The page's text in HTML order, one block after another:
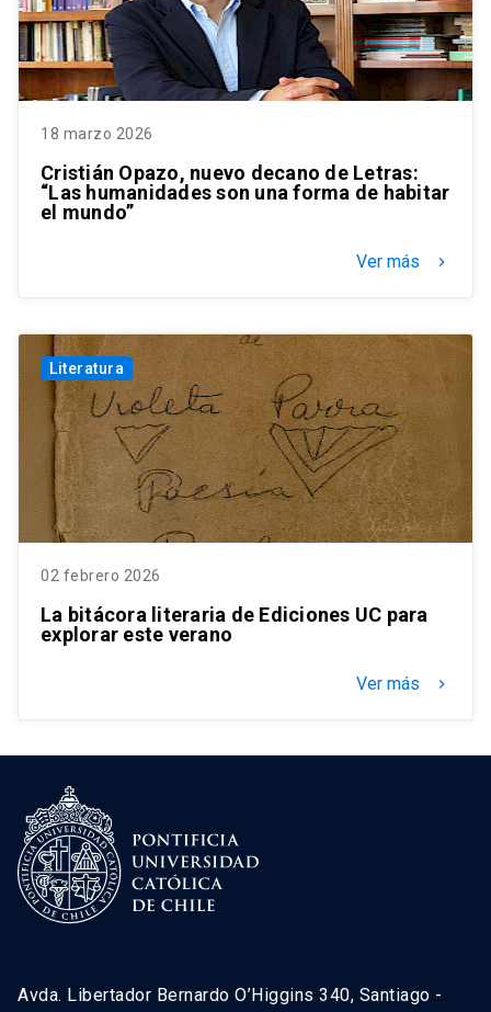
18 marzo 2026
Cristián Opazo, nuevo decano de Letras:
“Las humanidades son una forma de habitar
el mundo”
Ver más keyboard_arrow_right
Literatura
02 febrero 2026
La bitácora literaria de Ediciones UC para
explorar este verano
Ver más keyboard_arrow_right
Avda. Libertador Bernardo O’Higgins 340, Santiago -